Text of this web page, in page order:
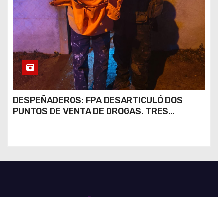
DESPEÑADEROS: FPA DESARTICULÓ DOS
PUNTOS DE VENTA DE DROGAS. TRES